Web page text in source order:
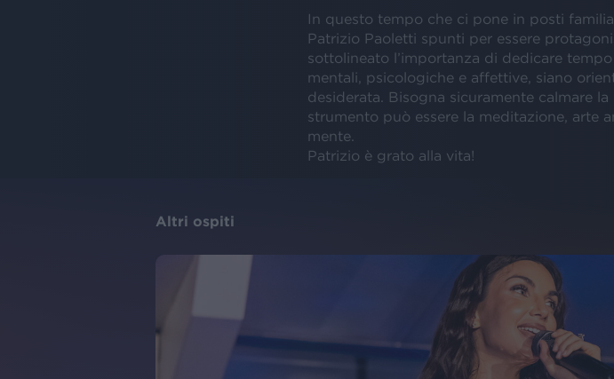
In questo tempo che ci pone in posti
Patrizio Paoletti spunti per essere
sottolineato l’importanza di dedicare
mentali, psicologiche e affettive, siano
desiderata. Bisogna sicuramente calmare
strumento può essere la meditazione, arte
mente.
Patrizio è grato alla vita!
Altri ospiti